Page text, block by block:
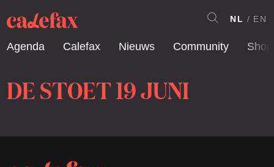
Agenda Calefax Nieuws Community Shop
NL EN
DE STOET 19 JUNI